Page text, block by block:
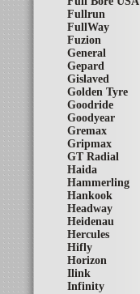
Fullrun
FullWay
Fuzion
General
Gepard
Gislaved
Golden Tyre
Goodride
Goodyear
Gremax
Gripmax
GT Radial
Haida
Hammerling
Hankook
Headway
Heidenau
Hercules
Hifly
Horizon
Ilink
Infinity